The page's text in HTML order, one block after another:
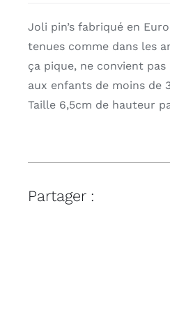
da
Vinci
de
Voglio
Bene
Joli pin’s fabriqué en
tenues comme dans les
ça pique, ne convient
aux enfants de moins de
Taille 6,5cm de hauteur
Partager :